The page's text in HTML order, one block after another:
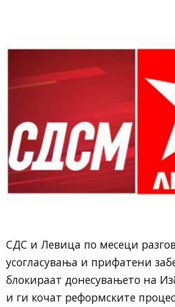
СДС и Левица по месеци
усогласувања и прифатени
блокираат донесувањето на
и ги кочат реформските